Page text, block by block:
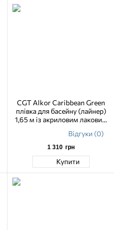
CGT Alkor Caribbean Green
плівка для басейну (лайнер)
1,65 м із акриловим лаковим
Відгуки (0)
1 310 грн
Купити